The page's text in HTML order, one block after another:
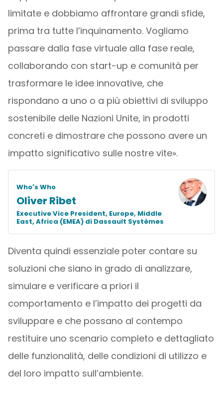
limitate e dobbiamo affrontare grandi sfide,
prima tra tutte l’inquinamento. Vogliamo
passare dalla fase virtuale alla fase reale,
collaborando con start-up e comunità per
trasformare le idee innovative, che
rispondano a uno o a più obiettivi di sviluppo
sostenibile delle Nazioni Unite, in prodotti
concreti e dimostrare che possono avere un
impatto significativo sulle nostre vite».
Who's Who
Oliver Ribet
Executive Vice President, Europe, Middle
East, Africa (EMEA) di Dassault Systèmes
Diventa quindi essenziale poter contare su
soluzioni che siano in grado di analizzare,
simulare e verificare a priori il
comportamento e l’impatto dei progetti da
sviluppare e che possano al contempo
restituire uno scenario completo e dettagliato
delle funzionalità, delle condizioni di utilizzo e
del loro impatto sull’ambiente.